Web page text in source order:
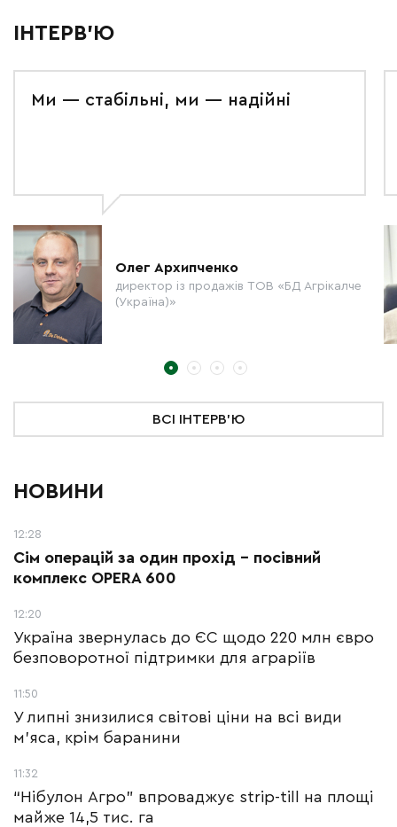
ІНТЕРВ'Ю
Ми — стабільні, ми — надійні
Олег Архипченко
директор із продажів ТОВ «БД Агрікалче
(Україна)»
ВСІ ІНТЕРВ'Ю
НОВИНИ
12:28
Сім операцій за один прохід – посівний
комплекс OPERA 600
12:20
Україна звернулась до ЄС щодо 220 млн євро
безповоротної підтримки для аграріїв
11:50
У липні знизилися світові ціни на всі види
м'яса, крім баранини
11:32
“Нібулон Агро” впроваджує strip-till на площі
майже 14,5 тис. га